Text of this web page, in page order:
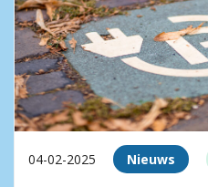
04-02-2025 Nieuws